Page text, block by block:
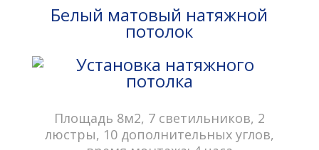
Белый матовый натяжной
потолок
Площадь 8м2, 7 светильников, 2
люстры, 10 дополнительных углов,